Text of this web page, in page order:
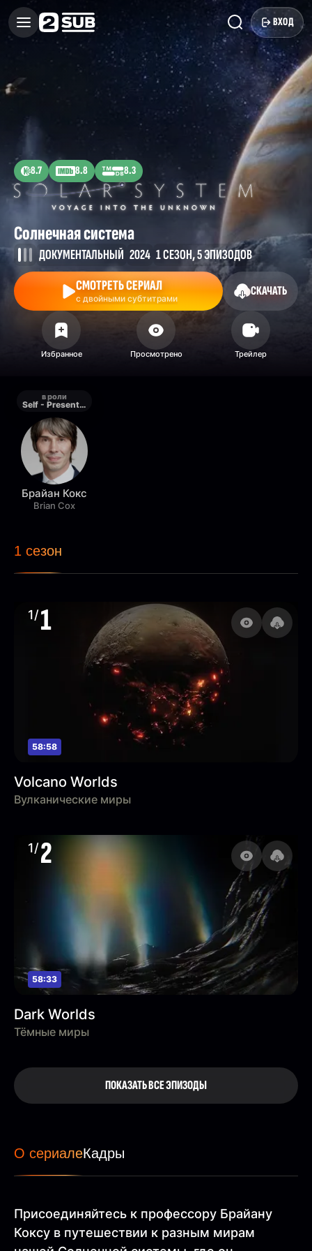
ВХОД
8.7 8.8 8.3
Солнечная система
ДОКУМЕНТАЛЬНЫЙ 2024 1 СЕЗОН, 5 ЭПИЗОДОВ
СМОТРЕТЬ СЕРИАЛ
с двойными субтитрами
СКАЧАТЬ
в роли
Self - Presenter
Брайан Кокс
Brian Cox
1 сезон
1/1
58:58
Volcano Worlds
Вулканические миры
1/2
58:33
Dark Worlds
Тёмные миры
ПОКАЗАТЬ ВСЕ ЭПИЗОДЫ
О сериалеКадры
Присоединяйтесь к профессору Брайану
Коксу в путешествии к разным мирам